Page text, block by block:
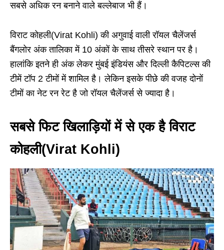
सबसे अधिक रन बनाने वाले बल्लेबाज भी हैं।
विराट कोहली(Virat Kohli) की अगुवाई वाली रॉयल चैलेंजर्स
बैंगलोर अंक तालिका में 10 अंकों के साथ तीसरे स्थान पर है।
हालांकि इतने ही अंक लेकर मुंबई इंडियंस और दिल्ली कैपिटल्स की
टीमें टॉप 2 टीमों में शामिल है। लेकिन इसके पीछे की वजह दोनों
टीमों का नेट रन रेट है जो रॉयल चैलेंजर्स से ज्यादा है।
सबसे फिट खिलाड़ियों में से एक है विराट
कोहली(Virat Kohli)